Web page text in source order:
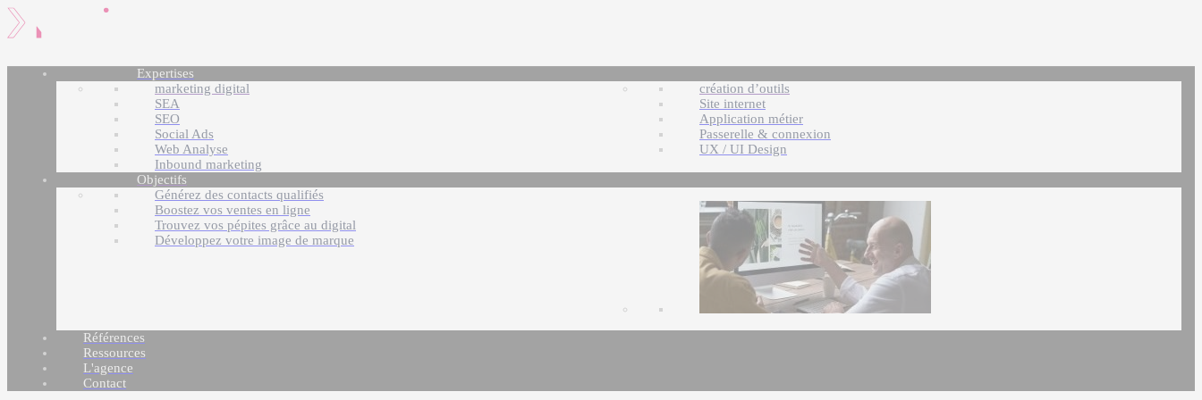
Expertises
marketing digital
SEA
SEO
Social Ads
Web Analyse
Inbound marketing
création d’outils
Site internet
Application métier
Passerelle & connexion
UX / UI Design
Objectifs
Générez des contacts qualifiés
Boostez vos ventes en ligne
Trouvez vos pépites grâce au digital
Développez votre image de marque
Références
Ressources
L'agence
Contact